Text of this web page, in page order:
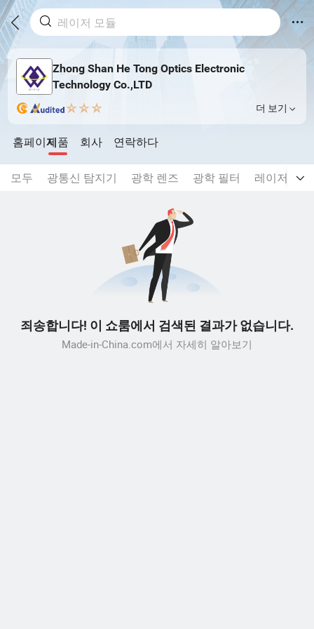
Zhong Shan He Tong Optics Electronic
Technology Co.,LTD
더 보기
홈페이지제품 회사 연락하다
모두 광통신 탐지기 광학 렌즈 광학 필터 레이저 포
죄송합니다! 이 쇼룸에서 검색된 결과가 없습니다.
Made-in-China.com에서 자세히 알아보기